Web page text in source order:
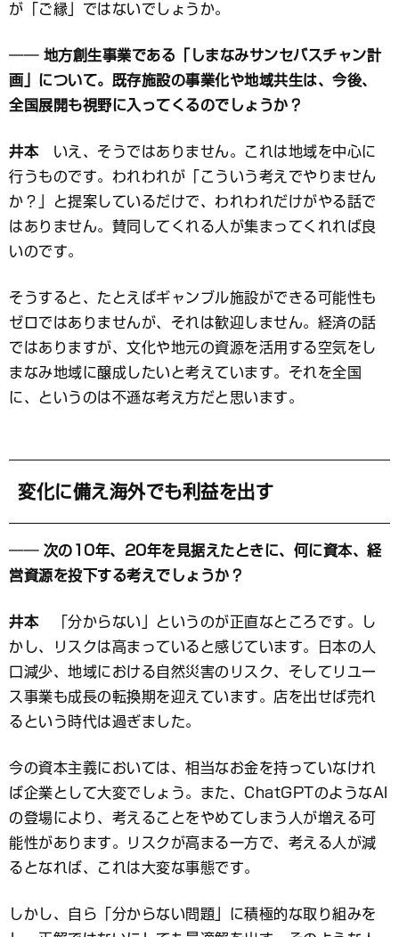
が「ご縁」ではないでしょうか。
── 地方創生事業である「しまなみサンセバスチャン計
画」について。既存施設の事業化や地域共生は、今後、
全国展開も視野に入ってくるのでしょうか？
井本いえ、そうではありません。これは地域を中心に
行うものです。われわれが「こういう考えでやりません
か？」と提案しているだけで、われわれだけがやる話で
はありません。賛同してくれる人が集まってくれれば良
いのです。
そうすると、たとえばギャンブル施設ができる可能性も
ゼロではありませんが、それは歓迎しません。経済の話
ではありますが、文化や地元の資源を活用する空気をし
まなみ地域に醸成したいと考えています。それを全国
に、というのは不遜な考え方だと思います。
変化に備え海外でも利益を出す
── 次の10年、20年を見据えたときに、何に資本、経
営資源を投下する考えでしょうか？
井本「分からない」というのが正直なところです。し
かし、リスクは高まっていると感じています。日本の人
口減少、地域における自然災害のリスク、そしてリユー
ス事業も成長の転換期を迎えています。店を出せば売れ
るという時代は過ぎました。
今の資本主義においては、相当なお金を持っていなけれ
ば企業として大変でしょう。また、ChatGPTのようなAI
の登場により、考えることをやめてしまう人が増える可
能性があります。リスクが高まる一方で、考える人が減
るとなれば、これは大変な事態です。
しかし、自ら「分からない問題」に積極的な取り組みを